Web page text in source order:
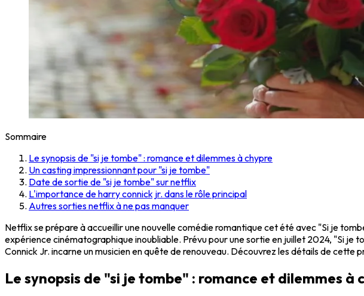
Sommaire
Le synopsis de "si je tombe" : romance et dilemmes à chypre
Un casting impressionnant pour "si je tombe"
Date de sortie de "si je tombe" sur netflix
L'importance de harry connick jr. dans le rôle principal
Autres sorties netflix à ne pas manquer
Netflix se prépare à accueillir une nouvelle comédie romantique cet été avec "Si je
expérience cinématographique inoubliable. Prévu pour une sortie en juillet 2024, "Si
Connick Jr. incarne un musicien en quête de renouveau. Découvrez les détails de
Le synopsis de "si je tombe" : romance et dilemmes à